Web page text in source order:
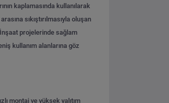
kaplamasında kullanılarak
sıkıştırılmasıyla oluşan
İnşaat projelerinde sağlam
kullanım alanlarına göz
montaj ve yüksek yalıtım